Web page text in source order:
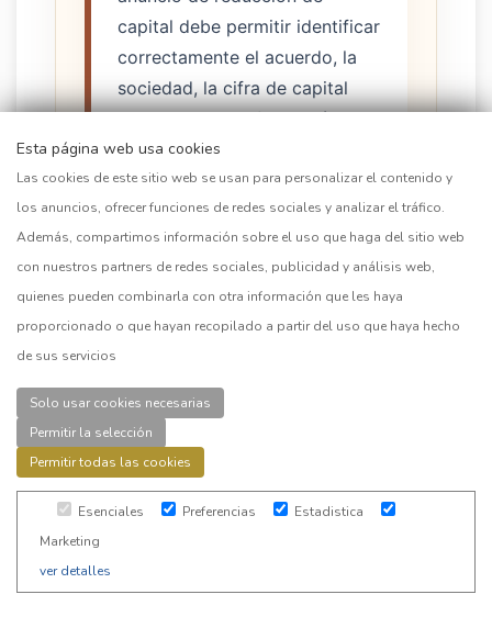
capital debe permitir identificar
correctamente el acuerdo, la
sociedad, la cifra de capital
resultante y la información
necesaria para acreditar la
publicación frente a socios,
acreedores y terceros.
ACREDITACIÓN DE LA
PUBLICACIÓN
Para evitar incidencias formales,
es recomendable conservar el
justificante de publicación en
BORME, prensa opublicación
certificada en página web,
Esta página web usa cookies
Las cookies de este sitio web se usan para personalizar el contenido y
los anuncios, ofrecer funciones de redes sociales y analizar el tráfico.
Además, compartimos información sobre el uso que haga del sitio web
con nuestros partners de redes sociales, publicidad y análisis web,
quienes pueden combinarla con otra información que les haya
proporcionado o que hayan recopilado a partir del uso que haya hecho
de sus servicios
Solo usar cookies necesarias
Permitir la selección
Permitir todas las cookies
Esenciales Preferencias
Estadistica
Marketing
ver detalles